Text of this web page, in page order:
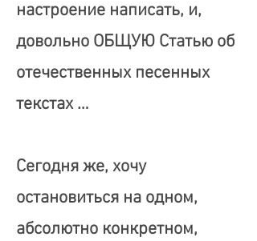
настроение написать, и,
довольно ОБЩУЮ Статью об
отечественных песенных
текстах …
Сегодня же, хочу
остановиться на одном,
абсолютно конкретном,